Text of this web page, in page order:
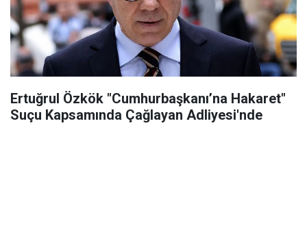
Ertuğrul Özkök "Cumhurbaşkanı’na Hakaret"
Suçu Kapsamında Çağlayan Adliyesi'nde